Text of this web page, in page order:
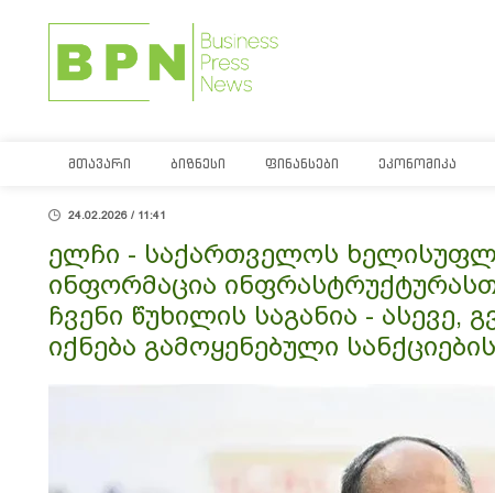
ᲛᲗᲐᲕᲐᲠᲘ ᲑᲘᲖᲜᲔᲡᲘ ᲤᲘᲜᲐᲜᲡᲔᲑᲘ ᲔᲙᲝᲜᲝᲛᲘᲙᲐ
24.02.2026 / 11:41
ელჩი - საქართველოს
ინფორმაცია
ჩვენი წუხილის საგანია - ასევე,
იქნება გამოყენებული